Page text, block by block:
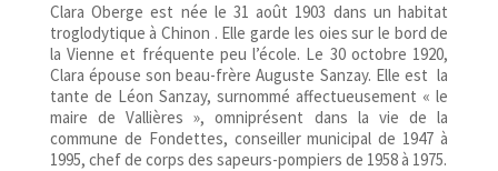
Clara Oberge est née le 31 août 1903 dans un habitat
troglodytique à Chinon . Elle garde les oies sur le bord de
la Vienne et fréquente peu l’école. Le 30 octobre 1920,
Clara épouse son beau-frère Auguste Sanzay. Elle est la
tante de Léon Sanzay, surnommé affectueusement « le
maire de Vallières », omniprésent dans la vie de la
commune de Fondettes, conseiller municipal de 1947 à
1995, chef de corps des sapeurs-pompiers de 1958 à 1975.